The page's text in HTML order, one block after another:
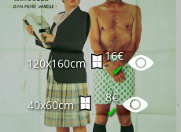
120x160cm
16€
✔
40x60cm
8€
✔